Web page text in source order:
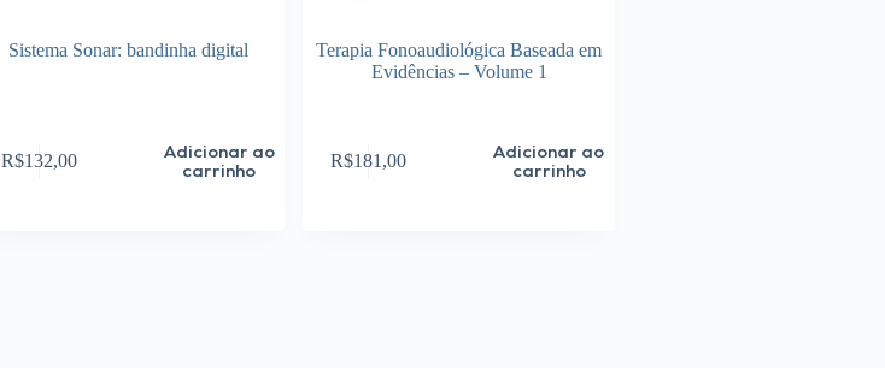
Sistema Sonar: bandinha digital
R$132,00
Adicionar ao
carrinho
Terapia Fonoaudiológica Baseada em
Evidências – Volume 1
R$181,00
Adicionar ao
carrinho